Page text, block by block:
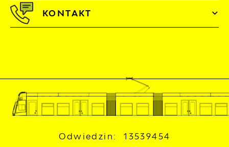
KONTAKT
Odwiedzin: 13539454